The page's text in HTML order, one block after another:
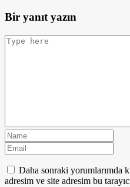
Bir yanıt yazın
Daha sonraki yorumlarımda
adresim ve site adresim bu